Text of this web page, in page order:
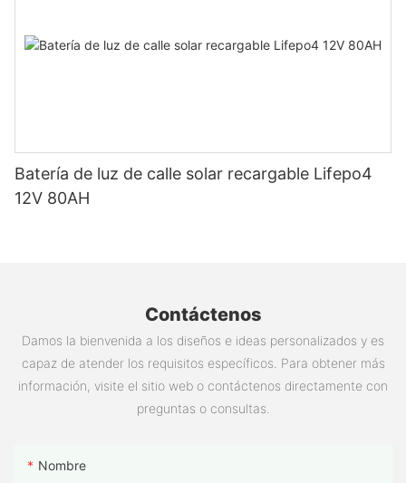
Batería de luz de calle solar recargable Lifepo4
12V 80AH
Contáctenos
Damos la bienvenida a los diseños e ideas personalizados y es
capaz de atender los requisitos específicos. Para obtener más
información, visite el sitio web o contáctenos directamente con
preguntas o consultas.
Nombre